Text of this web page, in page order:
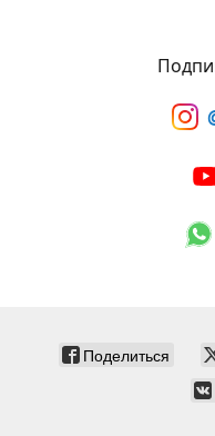
Поделиться